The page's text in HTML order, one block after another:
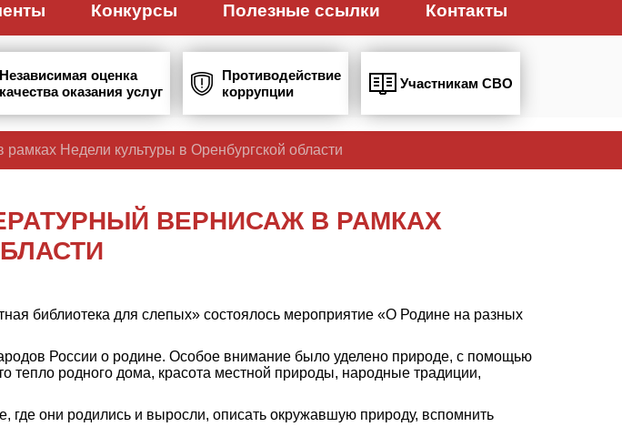
Конкурсы Полезные ссылки Контакты
Независимая оценка
качества оказания услуг
Противодействие
коррупции
Участникам СВО
Недели культуры в Оренбургской области
ВЕРНИСАЖ В РАМКАХ
библиотека для слепых» состоялось мероприятие «О Родине на разных
России о родине. Особое внимание было уделено природе, с помощью
родного дома, красота местной природы, народные традиции,
где они родились и выросли, описать окружавшую природу, вспомнить